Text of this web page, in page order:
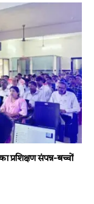
प्रशिक्षण संपन्न-बच्चों